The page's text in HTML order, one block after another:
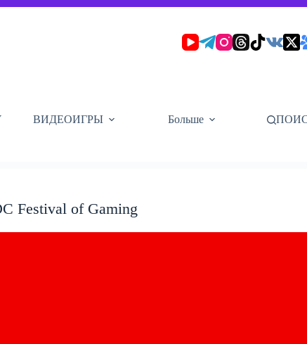
ВИДЕОИГРЫ Больше
Festival of Gaming